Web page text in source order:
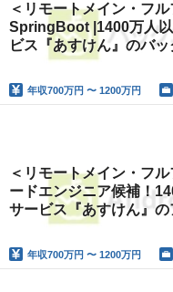
＜リモートメイン・フ
SpringBoot |1400万人
ビス『あすけん』のバ
ら運用、開発環境改善ま
年収700万円 〜 1200万円
＜リモートメイン・フ
ードエンジニア候補！
サービス『あすけん』
の事業拡大に必要な機能
年収700万円 〜 1200万円